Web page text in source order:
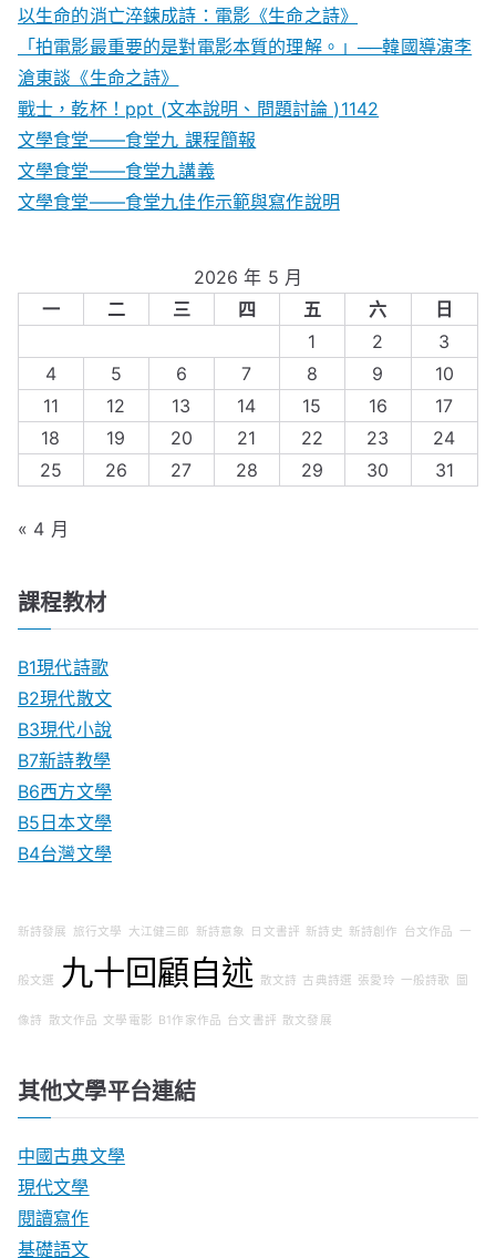
以生命的消亡淬鍊成詩：電影《生命之詩》
「拍電影最重要的是對電影本質的理解。」──韓國導演李
滄東談《生命之詩》
戰士，乾杯！ppt (文本說明、問題討論 )1142
文學食堂——食堂九 課程簡報
文學食堂――食堂九講義
文學食堂——食堂九佳作示範與寫作說明
2026 年 5 月
一
二 三 四 五 六
日
1
2
3
4
5 6 7 8 9
10
11
12 13 14 15 16
17
18
19 20 21 22 23
24
25
26 27 28 29 30 31
« 4 月
課程教材
B1現代詩歌
B2現代散文
B3現代小說
B7新詩教學
B6西方文學
B5日本文學
B4台灣文學
新詩發展 旅行文學 大江健三郎 新詩意象 日文書評 新詩史 新詩創作 台文作品 一
般文選 九十回顧自述 散文詩 古典詩選 張愛玲 一般詩歌 圖
像詩 散文作品 文學電影 B1作家作品 台文書評 散文發展
其他文學平台連結
中國古典文學
現代文學
閱讀寫作
基礎語文